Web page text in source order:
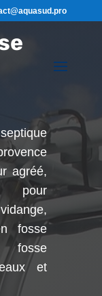
agréé,
pour
fosse
fosse
et